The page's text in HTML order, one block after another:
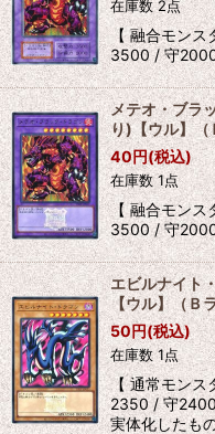
在庫数 2点
【 融合モンス
3500 / 守
メテオ・ブラ
り)【ウル】（
40円(税込)
在庫数 1点
【 融合モンス
3500 / 守
エビルナイト
【ウル】（Ｂ
50円(税込)
在庫数 1点
【 通常モンス
2350 / 守
実体化したも